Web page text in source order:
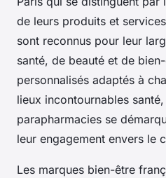
de leurs produits et
sont reconnus pour leur
santé, de beauté et de
personnalisés adaptés à
lieux incontournables
parapharmacies se
leur engagement envers le
Les marques bien-être